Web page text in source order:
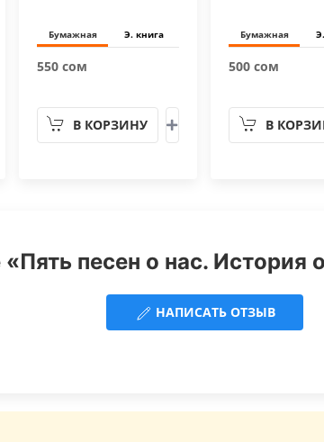
Бумажная Э. книга
550 сом
В КОРЗИНУ
Бумажная
500 сом
В
песен о нас.
НАПИСАТЬ ОТЗЫВ